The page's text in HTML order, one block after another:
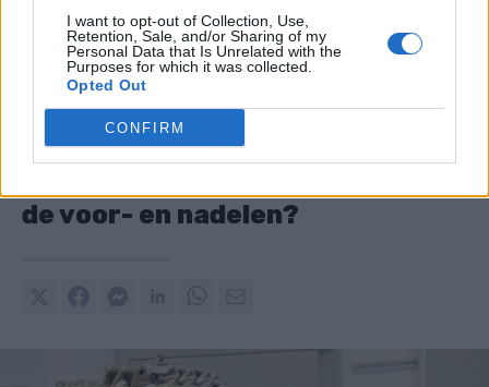
I want to opt-out of Collection, Use,
Retention, Sale, and/or Sharing of my
Personal Data that Is Unrelated with the
Purposes for which it was collected.
Opted Out
CONFIRM
25. 06. 2023
de voor- en nadelen?